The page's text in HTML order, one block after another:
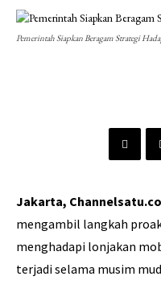
Pemerintah Siapkan Beragam Strategi
Jakarta,
mengambil langkah
menghadapi lonjakan
terjadi selama musim